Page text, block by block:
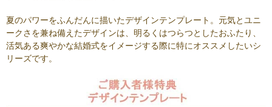
夏のパワーをふんだんに描いたデザインテンプレート。元気とユニ
ークさを兼ね備えたデザインは、明るくはつらつとしたおふたり、
活気ある爽やかな結婚式をイメージする際に特にオススメしたいシ
リーズです。